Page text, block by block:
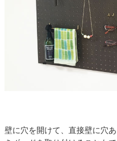
壁に穴を開けて、直接壁に穴あ